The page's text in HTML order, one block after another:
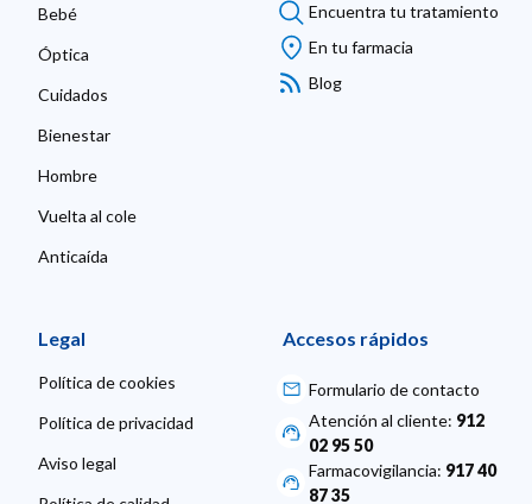
Bebé
Óptica
Cuidados
Bienestar
Hombre
Vuelta al cole
Anticaída
Encuentra tu tratamiento
En tu farmacia
Blog
Legal
Política de cookies
Política de privacidad
Aviso legal
Accesos rápidos
Formulario de contacto
Atención al cliente: 912
02 95 50
Farmacovigilancia: 917 40
87 35